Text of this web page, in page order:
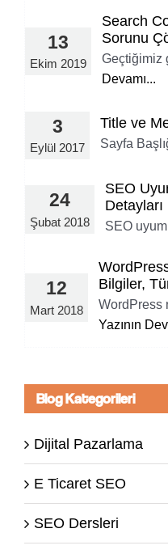
13
Ekim 2019
Search
Sorunu
Geçtiğimiz
Devamı...
3
Eylül 2017
Title ve
Sayfa
24
Şubat 2018
SEO
Detayları
SEO
12
Mart 2018
Bilgiler,
WordPress
Yazının
Blog Kategorileri
Dijital Pazarlama
E Ticaret SEO
SEO Dersleri